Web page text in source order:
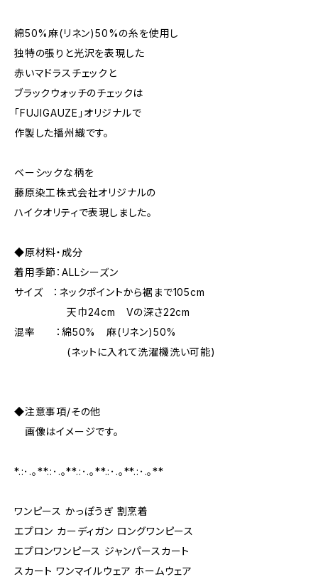
綿50%麻(リネン)50%の糸を使用し
独特の張りと光沢を表現した
赤いマドラスチェックと
ブラックウォッチのチェックは
「FUJIGAUZE」オリジナルで
作製した播州織です。
ベーシックな柄を
藤原染工株式会社オリジナルの
ハイクオリティで表現しました。
◆原材料・成分
着用季節：ALLシーズン
サイズ ：ネックポイントから裾まで105cm
天巾24cm Vの深さ22cm
混率 ：綿50% 麻(リネン)50%
(ネットに入れて洗濯機洗い可能)
◆注意事項/その他
画像はイメージです。
*.:･.｡**.:･.｡**.:･.｡**.:･.｡**.:･.｡**
ワンピース かっぽうぎ 割烹着
エプロン カーディガン ロングワンピース
エプロンワンピース ジャンパースカート
スカート ワンマイルウェア ホームウェア